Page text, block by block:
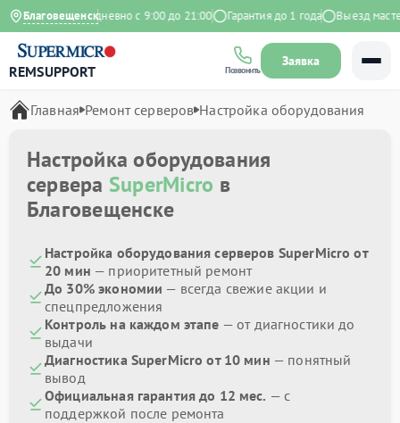
Благовещенск
Яндекс Ежедневно с 9:00 до 21:00 Гарантия до 1 года Выезд
REMSUPPORT Позвонить
Заявка
Главная Ремонт серверов Настройка оборудования
Настройка оборудования
сервера SuperMicro в
Благовещенске
Настройка оборудования серверов SuperMicro от
20 мин — приоритетный ремонт
До 30% экономии — всегда свежие акции и
спецпредложения
Контроль на каждом этапе — от диагностики до
выдачи
Диагностика SuperMicro от 10 мин — понятный
вывод
Официальная гарантия до 12 мес. — с
поддержкой после ремонта